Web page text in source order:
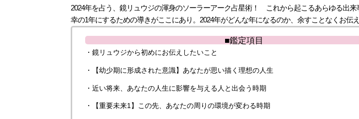
2024年を占う、鏡リュウジの渾身のソーラーアーク占星術！ これから起こるあらゆる出来
幸の1年にするための導きがここにあり。2024年がどんな年になるのか、余すことなくお伝え
■鑑定項目
・鏡リュウジから初めにお伝えしたいこと
・【幼少期に形成された意識】あなたが思い描く理想の人生
・近い将来、あなたの人生に影響を与える人と出会う時期
・【重要未来1】この先、あなたの周りの環境が変わる時期